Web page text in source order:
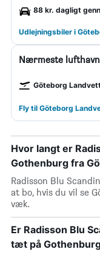
88 kr. dagligt
Udlejningsbiler i
Nærmeste
Göteborg
Fly til Göteborg
Hvor langt er
Gothenburg fra
Radisson Blu
at bo, hvis du vil se
væk.
Er Radisson Blu
tæt på